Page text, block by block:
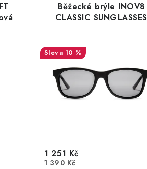
Běžecké brýle INOV8
CLASSIC SUNGLASSES
10 %
1 251 Kč
1 390 Kč